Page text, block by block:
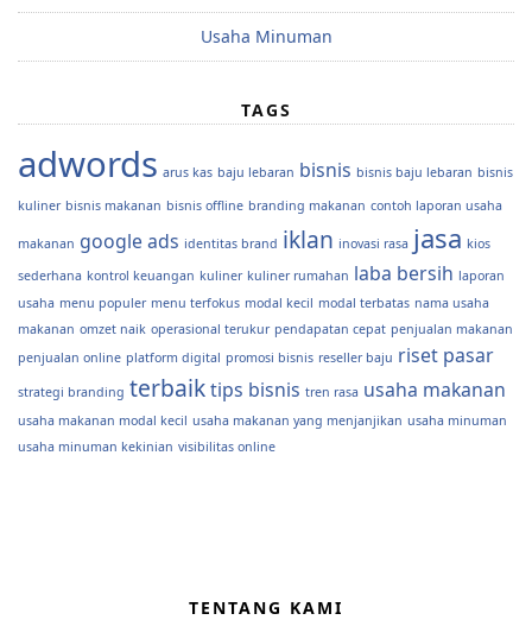
Usaha Minuman
TAGS
adwords arus kas baju lebaran bisnis bisnis baju lebaran bisnis
kuliner bisnis makanan bisnis offline branding makanan contoh laporan usaha
makanan google ads identitas brand iklan inovasi rasa jasa kios
sederhana kontrol keuangan kuliner kuliner rumahan laba bersih laporan
usaha menu populer menu terfokus modal kecil modal terbatas nama usaha
makanan omzet naik operasional terukur pendapatan cepat penjualan makanan
penjualan online platform digital promosi bisnis reseller baju riset pasar
strategi branding terbaiktips bisnis tren rasa usaha makanan
usaha makanan modal kecil usaha makanan yang menjanjikan usaha minuman
usaha minuman kekinian visibilitas online
TENTANG KAMI